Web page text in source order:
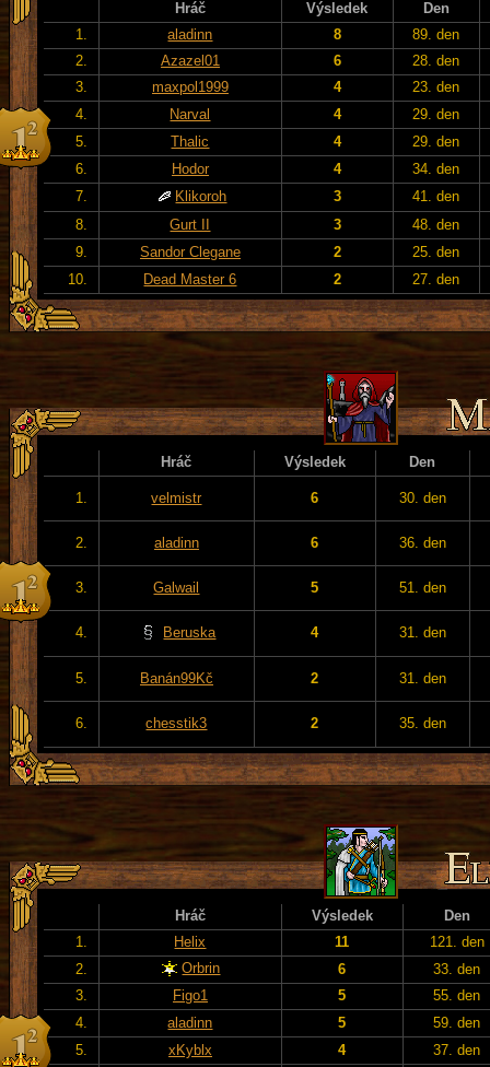
Hráč Výsledek
Den
1.
aladinn 8
89. den
2.
Azazel01 6
28. den
3.
maxpol1999 4
23. den
4.
Narval 4
29. den
5.
Thalic 4
29. den
6.
Hodor 4
34. den
7.
Klikoroh 3
41. den
8.
Gurt II 3
48. den
9.
Sandor Clegane 2
25. den
10.
Dead Master 6 2 27. den
Hráč Výsledek Den
1. velmistr 6 30. den
2. aladinn 6 36. den
3. Galwail 5 51. den
4. Beruska 4 31. den
5. Banán99Kč 2 31. den
6. chesstik3 2 35. den
Hráč Výsledek
Den
1.
Helix 11
121. den
2.
Orbrin 6
33. den
3.
Figo1 5
55. den
4.
aladinn 5
59. den
5.
xKyblx 4
37. den